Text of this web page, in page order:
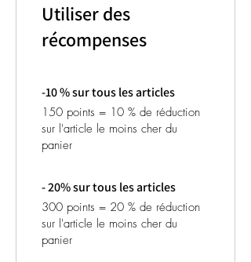
Utiliser des
récompenses
-10 % sur tous les articles
150 points = 10 % de réduction
sur l'article le moins cher du
panier
- 20% sur tous les articles
300 points = 20 % de réduction
sur l'article le moins cher du
panier